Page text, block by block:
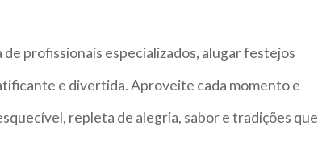
de profissionais especializados, alugar festejos
e divertida. Aproveite cada momento e
repleta de alegria, sabor e tradições que